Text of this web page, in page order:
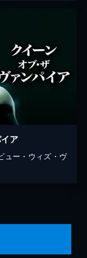
ア
ュー・ウィズ・ヴ